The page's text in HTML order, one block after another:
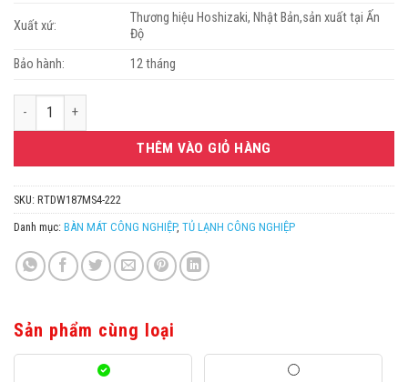
Xuất xứ:
Thương hiệu Hoshizaki, Nhật Bản,sản xuất tại Ấn
Độ
Bảo hành:
12 tháng
Bàn mát 6 hộc kéo Hoshizaki RTDW187MS4-222 số lượng
THÊM VÀO GIỎ HÀNG
SKU: RTDW187MS4-222
Danh mục: BÀN MÁT CÔNG NGHIỆP, TỦ LẠNH CÔNG NGHIỆP
Sản phẩm cùng loại